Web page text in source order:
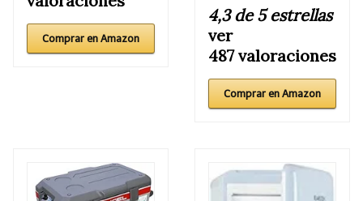
Comprar en Amazon
4,3 de 5 estrellas
ver
487 valoraciones
Comprar en Amazon